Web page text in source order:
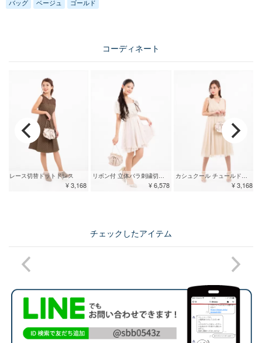
バッグ ベージュ ゴールド
コーディネート
¥ 6,578 ¥ 3,168
レース切替ドットドレス
¥ 3,168
チェックしたアイテム